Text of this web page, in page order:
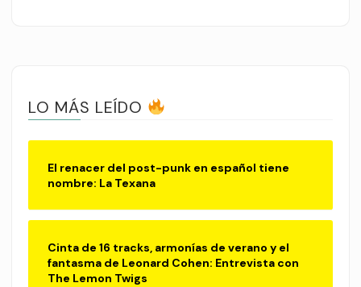
LO MÁS LEÍDO
El renacer del post-punk en español tiene
nombre: La Texana
Cinta de 16 tracks, armonías de verano y el
fantasma de Leonard Cohen: Entrevista con
The Lemon Twigs